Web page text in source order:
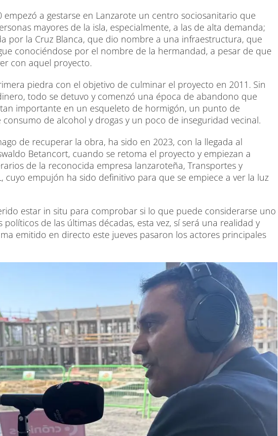
empezó a gestarse en Lanzarote un centro sociosanitario que
mayores de la isla, especialmente, a las de alta demanda;
por la Cruz Blanca, que dio nombre a una infraestructura, que
conociéndose por el nombre de la hermandad, a pesar de que
con aquel proyecto.
piedra con el objetivo de culminar el proyecto en 2011. Sin
todo se detuvo y comenzó una época de abandono que
importante en un esqueleto de hormigón, un punto de
de alcohol y drogas y un poco de inseguridad vecinal.
de recuperar la obra, ha sido en 2023, con la llegada al
Betancort, cuando se retoma el proyecto y empiezan a
de la reconocida empresa lanzaroteña, Transportes y
cuyo empujón ha sido definitivo para que se empiece a ver la luz
estar in situ para comprobar si lo que puede considerarse uno
políticos de las últimas décadas, esta vez, sí será una realidad y
emitido en directo este jueves pasaron los actores principales